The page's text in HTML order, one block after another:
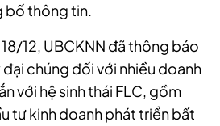
bố thông tin.
18/12, UBCKNN đã thông báo
chúng đối với nhiều doanh
với hệ sinh thái FLC, gồm
tư kinh doanh phát triển bất